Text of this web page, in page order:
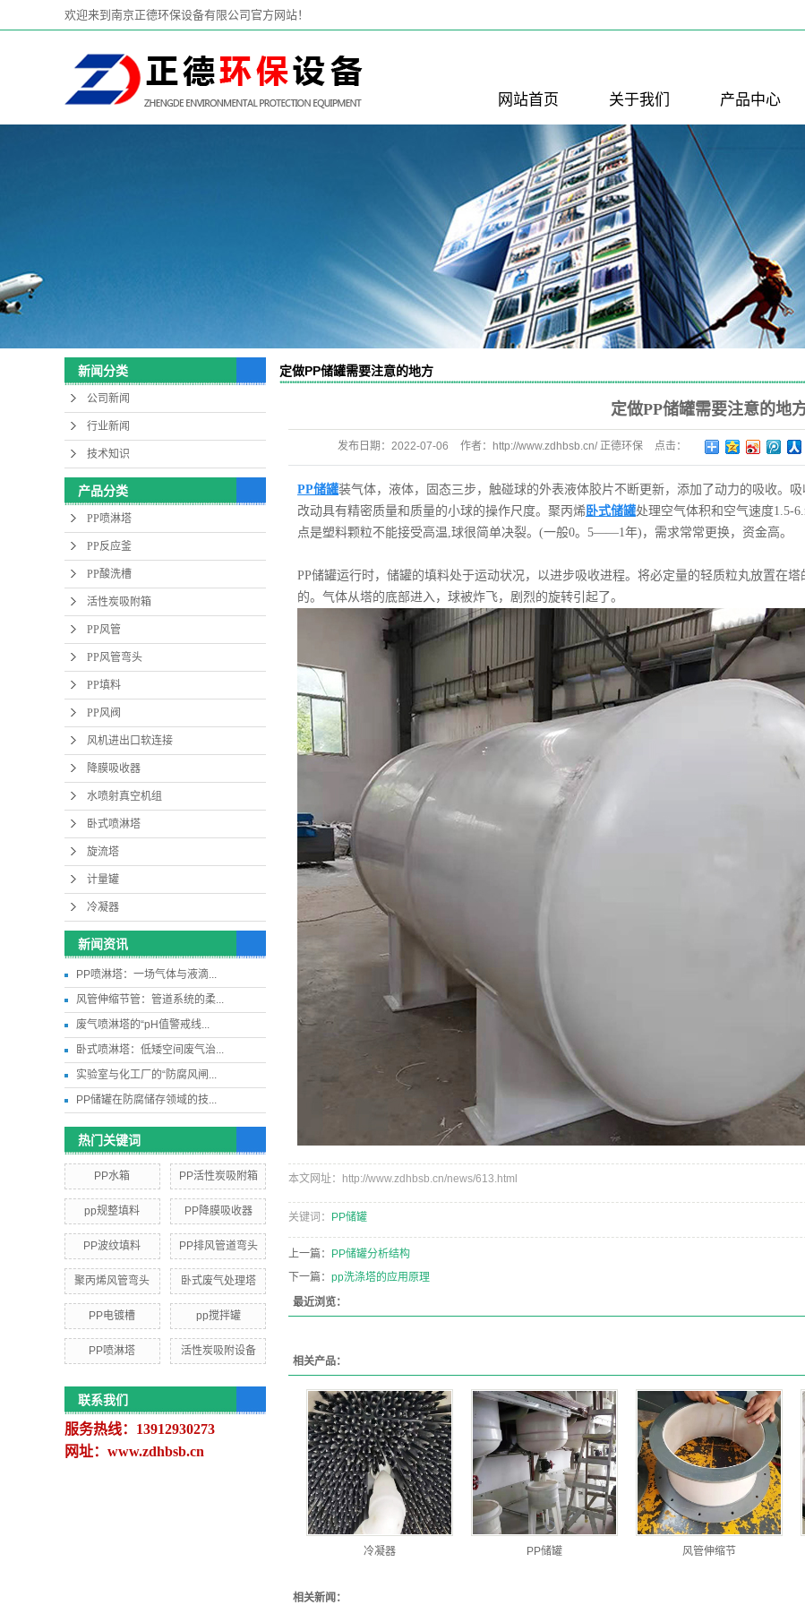
欢迎来到南京正德环保设备有限公司官方网站！
网站首页
关于我们
公司简介
联系我们
产品中心
PP喷淋塔
PP酸洗槽
活性炭吸附箱
PP风管
PP风管弯头
PP填料
PP风阀
风机进出口软连
水喷射真空机组
旋流塔
冷凝器
新闻分类
公司新闻
行业新闻
技术知识
产品分类
PP喷淋塔
PP反应釜
PP酸洗槽
活性炭吸附箱
PP风管
PP风管弯头
PP填料
PP风阀
风机进出口软连接
降膜吸收器
水喷射真空机组
卧式喷淋塔
旋流塔
计量罐
冷凝器
新闻资讯
PP喷淋塔：一场气体与液滴...
风管伸缩节管：管道系统的柔...
废气喷淋塔的“pH值警戒线...
卧式喷淋塔：低矮空间废气治...
实验室与化工厂的“防腐风闸...
PP储罐在防腐储存领域的技...
热门关键词
PP水箱 PP活性炭吸附箱
pp规整填料 PP降膜吸收器
PP波纹填料 PP排风管道弯头
聚丙烯风管弯头 卧式废气处理塔
PP电镀槽 pp搅拌罐
PP喷淋塔 活性炭吸附设备
联系我们
服务热线：13912930273
网址：www.zdhbsb.cn
定做PP储罐需要注意的地方
定做PP储罐需要注意的地
发布日期： 2022-07-06 作者： http://www.zdhbsb.cn/ 正德环保
点击：
197
PP储罐装气体，液体，固态三步，触碰球的外表液体胶片不断更新，添加了动力的吸收。
改动具有精密质量和质量的小球的操作尺度。聚丙烯 卧式储罐处理空气体积和空气速度1.5-
点是塑料颗粒不能接受高温,球很简单决裂。(一般0。5——1年)，需求常常更换，资金高。
PP储罐运行时，储罐的填料处于运动状况，以进步吸收进程。将必定量的轻质粒丸放置在
的。气体从塔的底部进入，球被炸飞，剧烈的旋转引起了。
本文网址：http://www.zdhbsb.cn/news/613.html
关键词： PP储罐
上一篇：
PP储罐分析结构
下一篇： pp洗涤塔的应用原理
最近浏览：
相关产品：
冷凝器 PP储罐 风管伸缩节
相关新闻：